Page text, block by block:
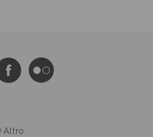
Altro